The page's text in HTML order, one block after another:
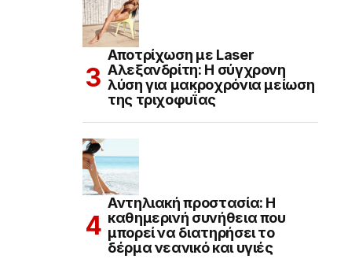
Αποτρίχωση με Laser
Αλεξανδρίτη: Η σύγχρονη
λύση για μακροχρόνια μείωση
της τριχοφυΐας
Αντηλιακή προστασία: Η
καθημερινή συνήθεια που
μπορεί να διατηρήσει το
δέρμα νεανικό και υγιές